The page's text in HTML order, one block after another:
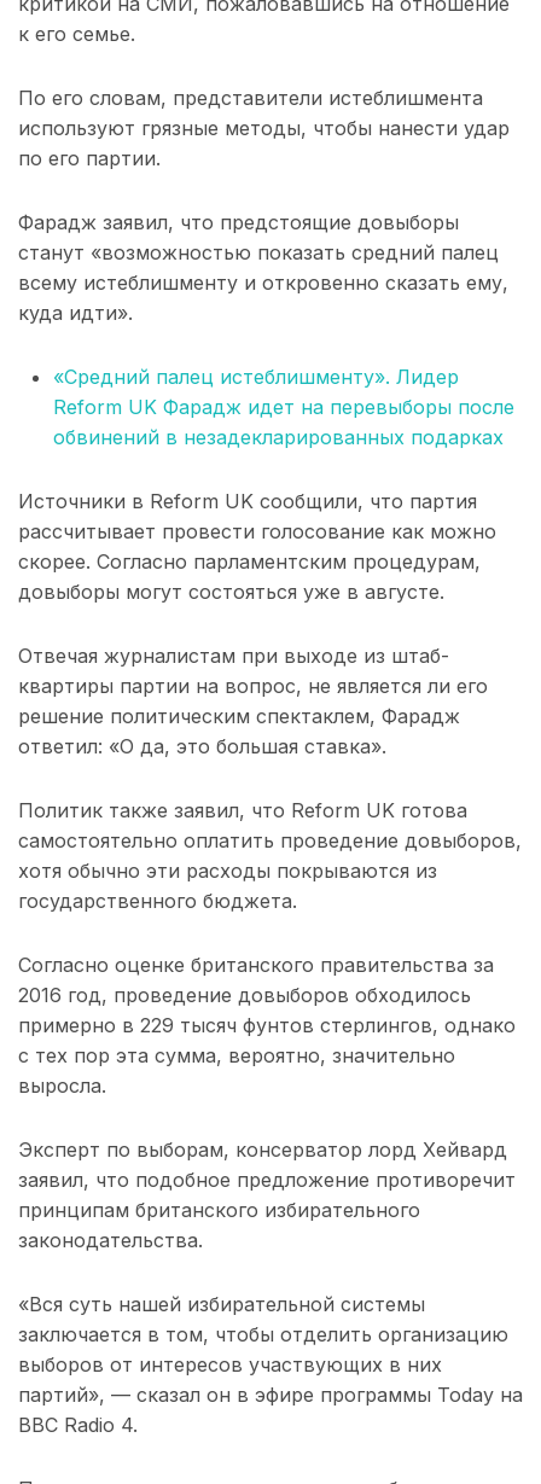
к его семье.
По его словам, представители истеблишмента
используют грязные методы, чтобы нанести удар
по его партии.
Фарадж заявил, что предстоящие довыборы
станут «возможностью показать средний палец
всему истеблишменту и откровенно сказать ему,
куда идти».
«Средний палец истеблишменту». Лидер
Reform UK Фарадж идет на перевыборы после
обвинений в незадекларированных подарках
Источники в Reform UK сообщили, что партия
рассчитывает провести голосование как можно
скорее. Согласно парламентским процедурам,
довыборы могут состояться уже в августе.
Отвечая журналистам при выходе из штаб-
квартиры партии на вопрос, не является ли его
решение политическим спектаклем, Фарадж
ответил: «О да, это большая ставка».
Политик также заявил, что Reform UK готова
самостоятельно оплатить проведение довыборов,
хотя обычно эти расходы покрываются из
государственного бюджета.
Согласно оценке британского правительства за
2016 год, проведение довыборов обходилось
примерно в 229 тысяч фунтов стерлингов, однако
с тех пор эта сумма, вероятно, значительно
выросла.
Эксперт по выборам, консерватор лорд Хейвард
заявил, что подобное предложение противоречит
принципам британского избирательного
законодательства.
«Вся суть нашей избирательной системы
заключается в том, чтобы отделить организацию
выборов от интересов участвующих в них
партий», — сказал он в эфире программы Today на
BBC Radio 4.